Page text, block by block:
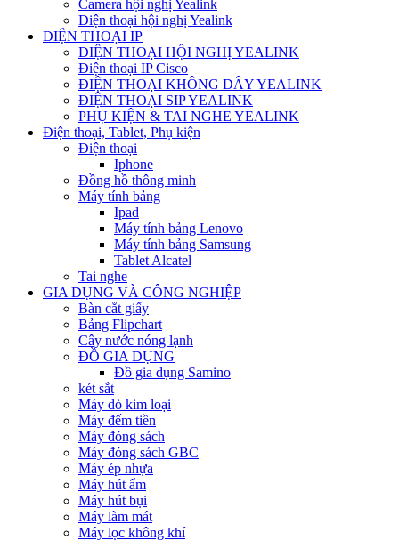
Camera hội nghị Yealink
Điện thoại hội nghị Yealink
ĐIỆN THOẠI IP
ĐIỆN THOẠI HỘI NGHỊ YEALINK
Điện thoại IP Cisco
ĐIỆN THOẠI KHÔNG DÂY YEALINK
ĐIỆN THOẠI SIP YEALINK
PHỤ KIỆN & TAI NGHE YEALINK
Điện thoại, Tablet, Phụ kiện
Điện thoại
Iphone
Đồng hồ thông minh
Máy tính bảng
Ipad
Máy tính bảng Lenovo
Máy tính bảng Samsung
Tablet Alcatel
Tai nghe
GIA DỤNG VÀ CÔNG NGHIỆP
Bàn cắt giấy
Bảng Flipchart
Cây nước nóng lạnh
ĐỒ GIA DỤNG
Đồ gia dụng Samino
két sắt
Máy dò kim loại
Máy đếm tiền
Máy đóng sách
Máy đóng sách GBC
Máy ép nhựa
Máy hút ẩm
Máy hút bụi
Máy làm mát
Máy lọc không khí